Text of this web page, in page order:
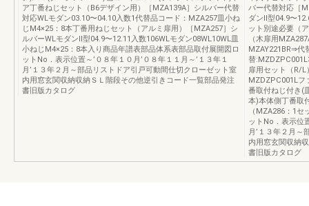
ア丁番ねじセット（B6デザイン用）［MZA139A］シルバー代替
対応WLモダン03.10〜04.10入数1代替品コード：MZA257皿小ね
じM4×25：8本丁番用ねじセット（アルミ扉用）［MZA257］シ
ルバーWLモダンⅡ型04.9〜12.11入数106WLモダン08WL10WL皿
小ねじM4×25：8本入り商品年譜表部品体系表部品取付展開図ロ
ットNo．表示位置～’０８年１０月’０８年１１月～’１３年１
月’１３年２月～部品リストドア引戸可動間仕切クローゼット室
内用窓玄関収納収納ＳＬ階段その他逆引きコード一覧部品発注
書旧版カタログ
バー代替対応［
ダンⅡ型04.9〜
ット別途必要（
（木扉用
MZAY221BR⇒代
替
扉用セット（R/
MZDZPC001Lフ
番取付ねじ付き(
本)本体側丁番取
（MZA286：1
ットNo．表示位
月’１３年２月～
内用窓玄関収納
書旧版カタログ